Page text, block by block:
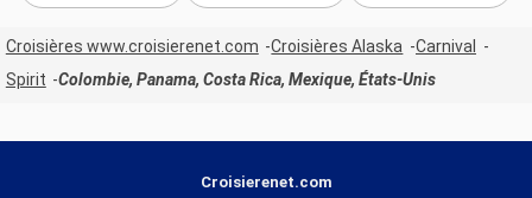
Croisières www.croisierenet.com Croisières Alaska
Carnival
Spirit
Colombie, Panama, Costa Rica, Mexique, États-Unis
Croisierenet.com